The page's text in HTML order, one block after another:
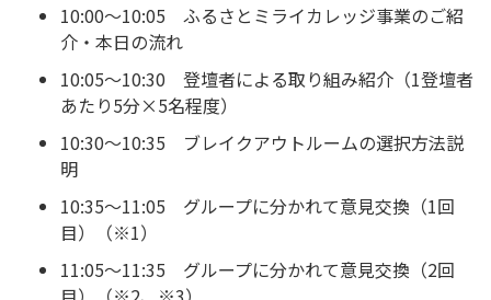
10:00～10:05 ふるさとミライカレッジ事業のご紹
介・本日の流れ
10:05～10:30 登壇者による取り組み紹介（1登壇者
あたり5分×5名程度）
10:30～10:35 ブレイクアウトルームの選択方法説
明
10:35～11:05 グループに分かれて意見交換（1回
目）（※1）
11:05～11:35 グループに分かれて意見交換（2回